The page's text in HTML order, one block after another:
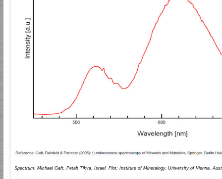
Spectrum: Michael Gaft, Petah Tikva, Israel. Plot: Institute of Mineralogy, University of Vienna,